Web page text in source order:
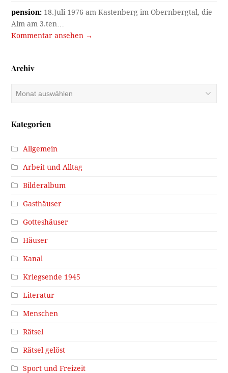
pension: 18.Juli 1976 am Kastenberg im Obernbergtal, die
Alm am 3.ten…
Kommentar ansehen →
Archiv
Kategorien
Allgemein
Arbeit und Alltag
Bilderalbum
Gasthäuser
Gotteshäuser
Häuser
Kanal
Kriegsende 1945
Literatur
Menschen
Rätsel
Rätsel gelöst
Sport und Freizeit